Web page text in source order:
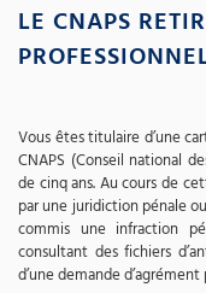
LE CNAPS
Vous êtes titulaire d’une
CNAPS (Conseil national
de cinq ans. Au cours de
par une juridiction pénale
commis une infraction
consultant des fichiers
d’une demande